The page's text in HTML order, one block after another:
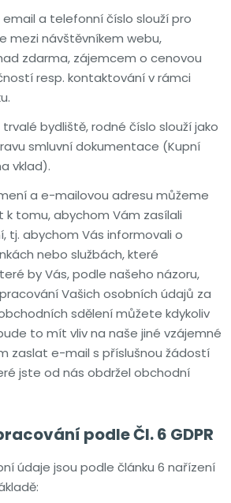
a telefonní číslo slouží pro
mezi návštěvníkem webu,
zdarma, zájemcem o cenovou
resp. kontaktování v rámci
bydliště, rodné číslo slouží jako
smluvní dokumentace (Kupní
vklad).
a e-mailovou adresu můžeme
k tomu, abychom Vám zasílali
tj. abychom Vás informovali o
nebo službách, které
by Vás, podle našeho názoru,
Vašich osobních údajů za
sdělení můžete kdykoliv
to mít vliv na naše jiné vzájemné
zaslat e-mail s příslušnou žádostí
jste od nás obdržel obchodní
podle Čl. 6 GDPR
údaje jsou podle článku 6 nařízení